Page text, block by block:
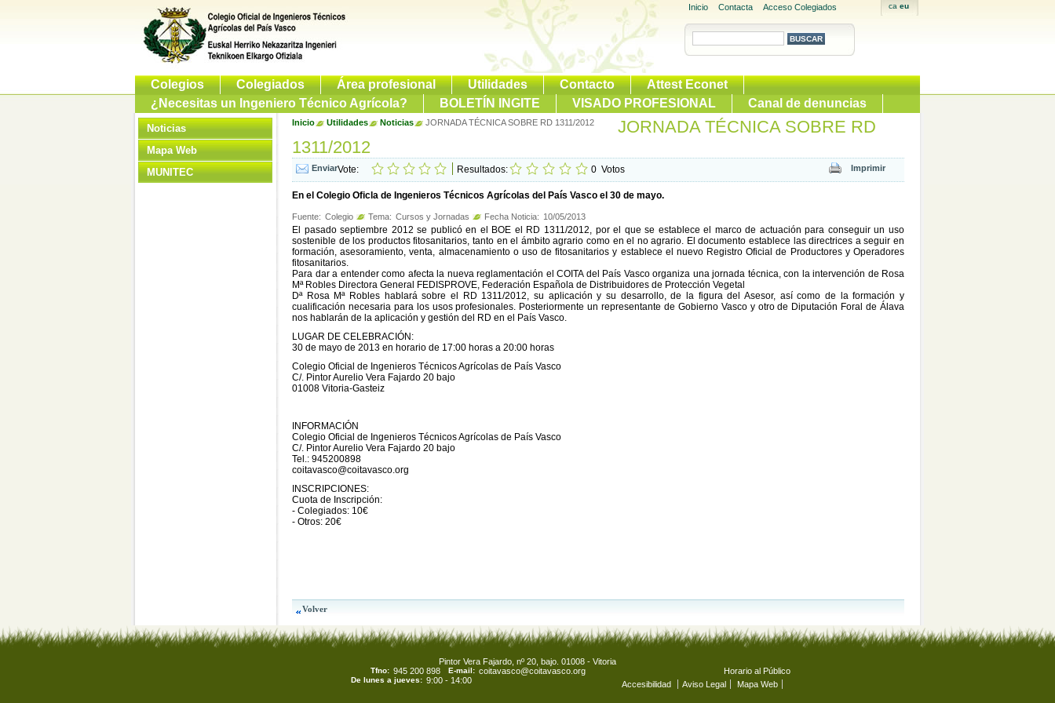
Inicio Contacta Acceso Colegiados
Colegios Colegiados Área profesional Utilidades Contacto
Attest Econet
¿Necesitas un Ingeniero Técnico Agrícola?
BOLETÍN INGITE VISADO PROFESIONAL Canal de denuncias
Noticias
Mapa Web
MUNITEC
Inicio Utilidades Noticias JORNADA TÉCNICA SOBRE RD 1311/2012
JORNADA TÉCNICA SOBRE RD
1311/2012
Vote: Resultados: 0 Votos
En el Colegio Oficla de Ingenieros Técnicos Agrícolas del País Vasco el 30 de mayo.
Fuente: Colegio Tema: Cursos y Jornadas Fecha Noticia: 10/05/2013
El pasado septiembre 2012 se publicó en el BOE el RD 1311/2012, por el que se establece el marco de actuación para conseguir un uso
sostenible de los productos fitosanitarios, tanto en el ámbito agrario como en el no agrario. El documento establece las directrices a seguir en
formación, asesoramiento, venta, almacenamiento o uso de fitosanitarios y establece el nuevo Registro Oficial de Productores y Operadores
fitosanitarios.
Para dar a entender como afecta la nueva reglamentación el COITA del País Vasco organiza una jornada técnica, con la intervención de Rosa
Mª Robles Directora General FEDISPROVE, Federación Española de Distribuidores de Protección Vegetal
Dª Rosa Mª Robles hablará sobre el RD 1311/2012, su aplicación y su desarrollo, de la figura del Asesor, así como de la formación y
cualificación necesaria para los usos profesionales. Posteriormente un representante de Gobierno Vasco y otro de Diputación Foral de Álava
nos hablarán de la aplicación y gestión del RD en el País Vasco.
LUGAR DE CELEBRACIÓN:
30 de mayo de 2013 en horario de 17:00 horas a 20:00 horas
Colegio Oficial de Ingenieros Técnicos Agrícolas de País Vasco
C/. Pintor Aurelio Vera Fajardo 20 bajo
01008 Vitoria-Gasteiz
INFORMACIÓN
Colegio Oficial de Ingenieros Técnicos Agrícolas de País Vasco
C/. Pintor Aurelio Vera Fajardo 20 bajo
Tel.: 945200898
coitavasco@coitavasco.org
INSCRIPCIONES:
Cuota de Inscripción:
- Colegiados: 10€
- Otros: 20€
Pintor Vera Fajardo, nº 20, bajo. 01008 - Vitoria
Tfno: 945 200 898 E-mail: coitavasco@coitavasco.org Horario al Público
De lunes a jueves: 9:00 - 14:00 Accesibilidad Aviso Legal Mapa Web